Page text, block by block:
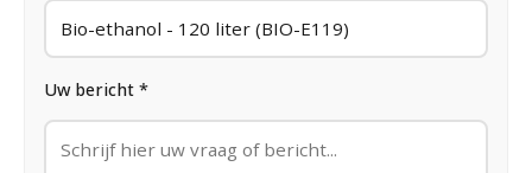
Uw bericht *